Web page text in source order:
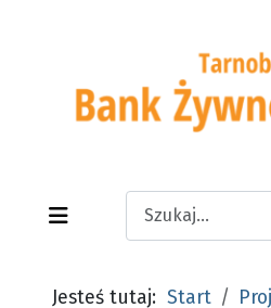
Search
Jesteś tutaj: Start